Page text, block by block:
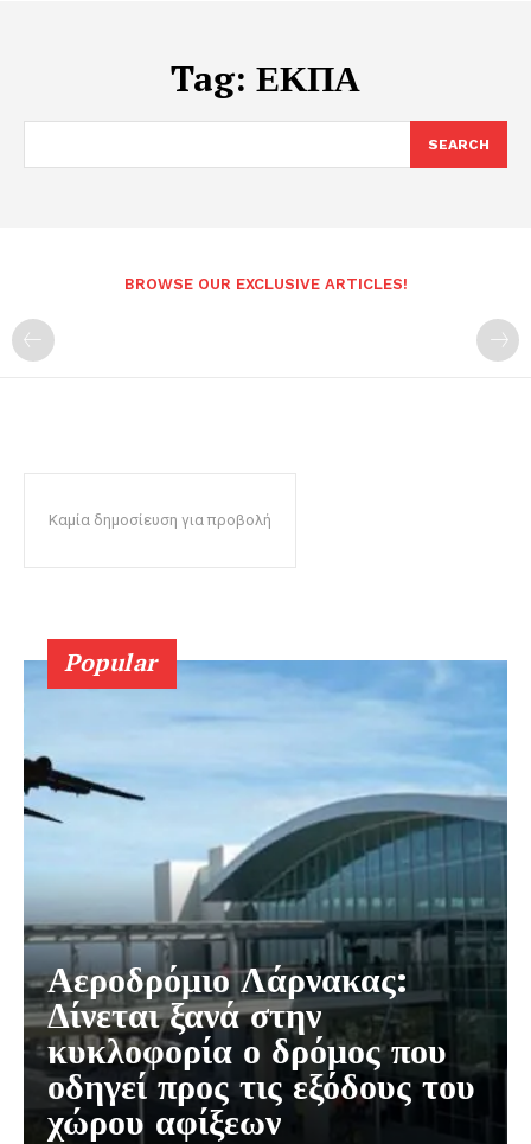
Tag: ΕΚΠΑ
SEARCH
BROWSE OUR EXCLUSIVE ARTICLES!
Καμία δημοσίευση για προβολή
Popular
Αεροδρόμιο Λάρνακας:
Δίνεται ξανά στην
κυκλοφορία ο δρόμος που
οδηγεί προς τις εξόδους του
χώρου αφίξεων